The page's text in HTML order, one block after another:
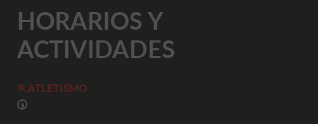
HORARIOS Y
ACTIVIDADES
🏃ATLETISMO
🕠